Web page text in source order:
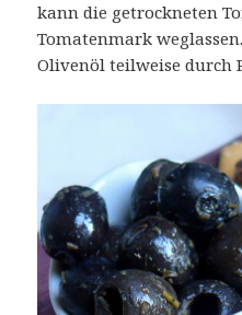
kann die getrockneten
Tomatenmark
Olivenöl teilweise durch